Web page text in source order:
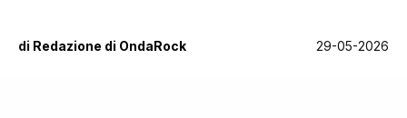
di Redazione di OndaRock 29-05-2026